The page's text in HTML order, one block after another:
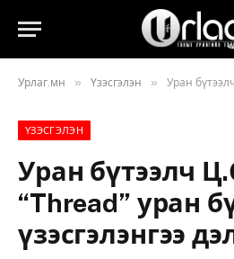
Урлаг.мн » Үзэсгэлэн » Уран бүтээлч
ҮЗЭСГЭЛЭН
Уран бүтээлч
“Thread” уран
үзэсгэлэнгээ